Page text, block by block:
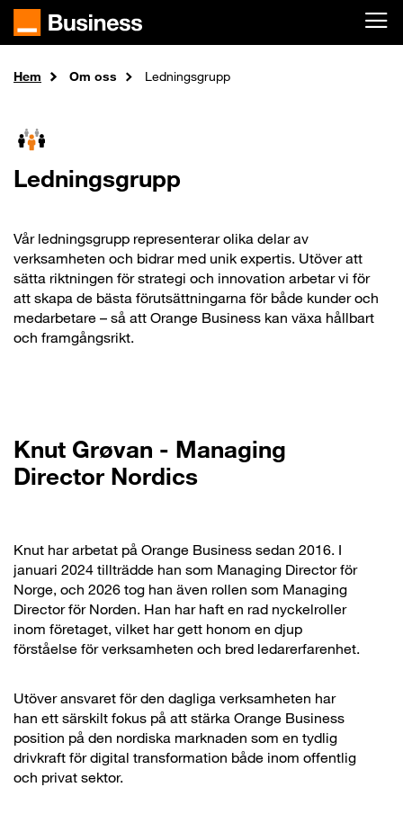
Skip to main content
Hem Om oss Ledningsgrupp
Ledningsgrupp
Vår ledningsgrupp representerar olika delar av
verksamheten och bidrar med unik expertis. Utöver att
sätta riktningen för strategi och innovation arbetar vi för
att skapa de bästa förutsättningarna för både kunder och
medarbetare – så att Orange Business kan växa hållbart
och framgångsrikt.
Knut Grøvan - Managing
Director Nordics
Knut har arbetat på Orange Business sedan 2016. I
januari 2024 tillträdde han som Managing Director för
Norge, och 2026 tog han även rollen som Managing
Director för Norden. Han har haft en rad nyckelroller
inom företaget, vilket har gett honom en djup
förståelse för verksamheten och bred ledarerfarenhet.
Utöver ansvaret för den dagliga verksamheten har
han ett särskilt fokus på att stärka Orange Business
position på den nordiska marknaden som en tydlig
drivkraft för digital transformation både inom offentlig
och privat sektor.